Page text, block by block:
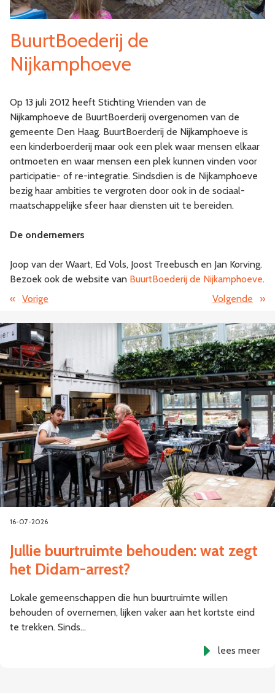
BuurtBoederij de
Nijkamphoeve
Op 13 juli 2012 heeft Stichting Vrienden van de
Nijkamphoeve de BuurtBoerderij overgenomen van de
gemeente Den Haag. BuurtBoerderij de Nijkamphoeve is
een kinderboerderij maar ook een plek waar mensen elkaar
ontmoeten en waar mensen een plek kunnen vinden voor
participatie- of re-integratie. Sindsdien is de Nijkamphoeve
bezig haar ambities te vergroten door ook in de sociaal-
maatschappelijke sfeer haar diensten uit te bereiden.
De ondernemers
Joop van der Waart, Ed Vols, Joost Treebusch en Jan Korving.
Bezoek ook de website van BuurtBoederij de Nijkamphoeve.
« Vorige Volgende »
16-07-2026
Jullie buurtruimte behouden: wat zegt
het Didam-arrest?
Lokale gemeenschappen die hun buurtruimte willen
behouden of overnemen, lijken vaker aan het kortste eind
te trekken. Sinds…
lees meer